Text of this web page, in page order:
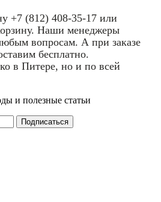
+7 (812) 408-35-17 или
Наши менеджеры
вопросам. А при заказе
бесплатно.
в Питере, но и по всей
и полезные статьи